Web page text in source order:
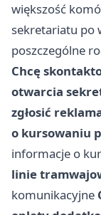
większość
sekretariatu po
poszczególne
Chcę
otwarcia
zgłosić
o kursowaniu
informacje o
linie
komunikacyjne